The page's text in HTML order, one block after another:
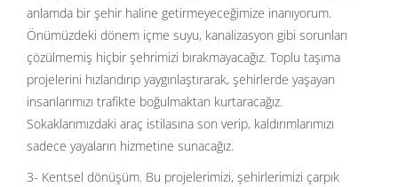
anlamda bir şehir haline getirmeyeceğimize inanıyorum.
Önümüzdeki dönem içme suyu, kanalizasyon gibi sorunları
çözülmemiş hiçbir şehrimizi bırakmayacağız. Toplu taşıma
projelerini hızlandırıp yaygınlaştırarak, şehirlerde yaşayan
insanlarımızı trafikte boğulmaktan kurtaracağız.
Sokaklarımızdaki araç istilasına son verip, kaldırımlarımızı
sadece yayaların hizmetine sunacağız.
3- Kentsel dönüşüm. Bu projelerimizi, şehirlerimizi çarpık